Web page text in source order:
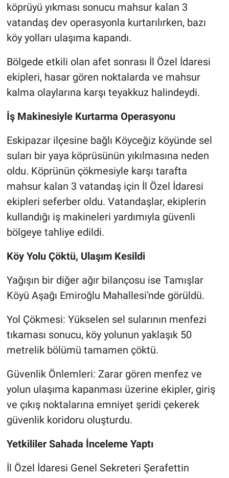
köprüyü yıkması sonucu mahsur kalan 3
vatandaş dev operasyonla kurtarılırken, bazı
köy yolları ulaşıma kapandı.
Bölgede etkili olan afet sonrası İl Özel İdaresi
ekipleri, hasar gören noktalarda ve mahsur
kalma olaylarına karşı teyakkuz halindeydi.
İş Makinesiyle Kurtarma Operasyonu
Eskipazar ilçesine bağlı Köyceğiz köyünde sel
suları bir yaya köprüsünün yıkılmasına neden
oldu. Köprünün çökmesiyle karşı tarafta
mahsur kalan 3 vatandaş için İl Özel İdaresi
ekipleri seferber oldu. Vatandaşlar, ekiplerin
kullandığı iş makineleri yardımıyla güvenli
bölgeye tahliye edildi.
Köy Yolu Çöktü, Ulaşım Kesildi
Yağışın bir diğer ağır bilançosu ise Tamışlar
Köyü Aşağı Emiroğlu Mahallesi'nde görüldü.
Yol Çökmesi: Yükselen sel sularının menfezi
tıkaması sonucu, köy yolunun yaklaşık 50
metrelik bölümü tamamen çöktü.
Güvenlik Önlemleri: Zarar gören menfez ve
yolun ulaşıma kapanması üzerine ekipler, giriş
ve çıkış noktalarına emniyet şeridi çekerek
güvenlik koridoru oluşturdu.
Yetkililer Sahada İnceleme Yaptı
İl Özel İdaresi Genel Sekreteri Şerafettin